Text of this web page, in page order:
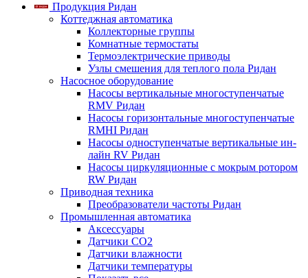
Продукция Ридан
Коттеджная автоматика
Коллекторные группы
Комнатные термостаты
Термоэлектрические приводы
Узлы смешения для теплого пола Ридан
Насосное оборудование
Насосы вертикальные многоступенчатые
RMV Ридан
Насосы горизонтальные многоступенчатые
RMHI Ридан
Насосы одноступенчатые вертикальные ин-
лайн RV Ридан
Насосы циркуляционные с мокрым ротором
RW Ридан
Приводная техника
Преобразователи частоты Ридан
Промышленная автоматика
Аксессуары
Датчики CO2
Датчики влажности
Датчики температуры